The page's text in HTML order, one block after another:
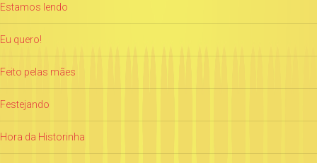
Estamos lendo
Eu quero!
Feito pelas mães
Festejando
Hora da Historinha